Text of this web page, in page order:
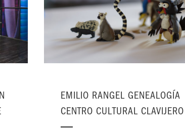
EMILIO RANGEL GENEALOGÍA
CENTRO CULTURAL CLAVIJERO